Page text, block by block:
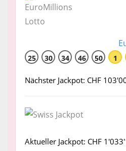
25 30 34 46 50 1
Nächster Jackpot: CHF
Aktueller Jackpot: CHF